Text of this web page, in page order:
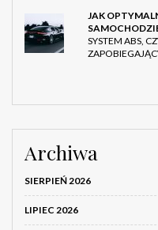
JAK
SYSTEM ABS,
Archiwa
SIERPIEŃ 2026
LIPIEC 2026